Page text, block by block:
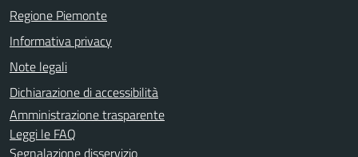
Regione Piemonte
Informativa privacy
Note legali
Dichiarazione di accessibilità
Amministrazione trasparente
Leggi le FAQ
Segnalazione disservizio